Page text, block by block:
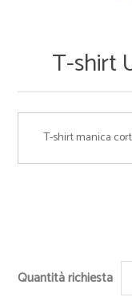
T-shirt
T-shirt manica
Quantità richiesta